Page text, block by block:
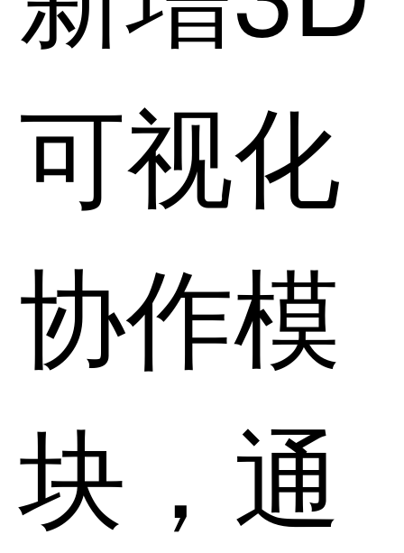
可视化
协作模
块，通